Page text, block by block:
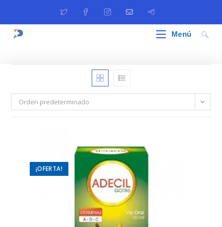
Menú
Orden predeterminado
¡OFERTA!